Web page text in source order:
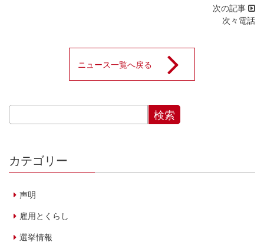
次々電話
ニュース一覧へ戻る
カテゴリー
声明
雇用とくらし
選挙情報